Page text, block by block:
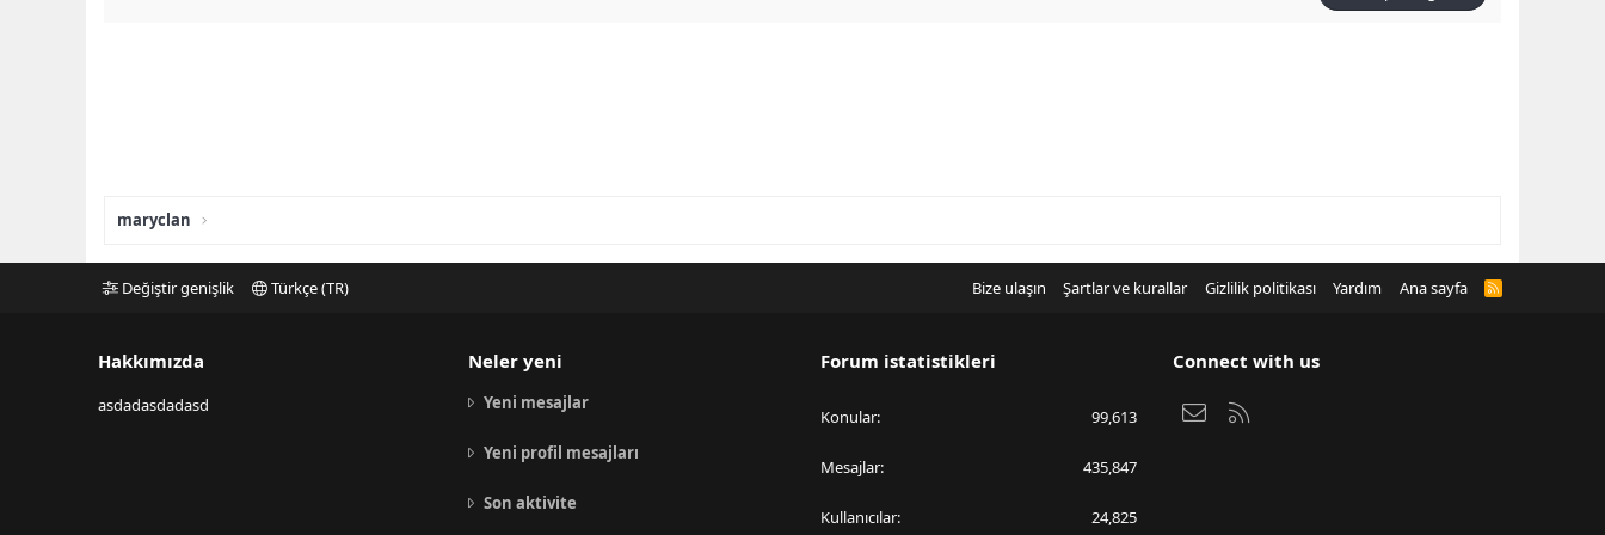
maryclan
Değiştir genişlik Türkçe (TR) Bize ulaşın Şartlar ve kurallar Gizlilik politikası Yardım Ana sayfa
R
Hakkımızda
asdadasdadasd
Neler yeni
Yeni mesajlar
Yeni profil mesajları
Son aktivite
Forum istatistikleri
Konular 99,613
Mesajlar 435,847
Kullanıcılar 24,825
Connect with us
Bize ulaşın